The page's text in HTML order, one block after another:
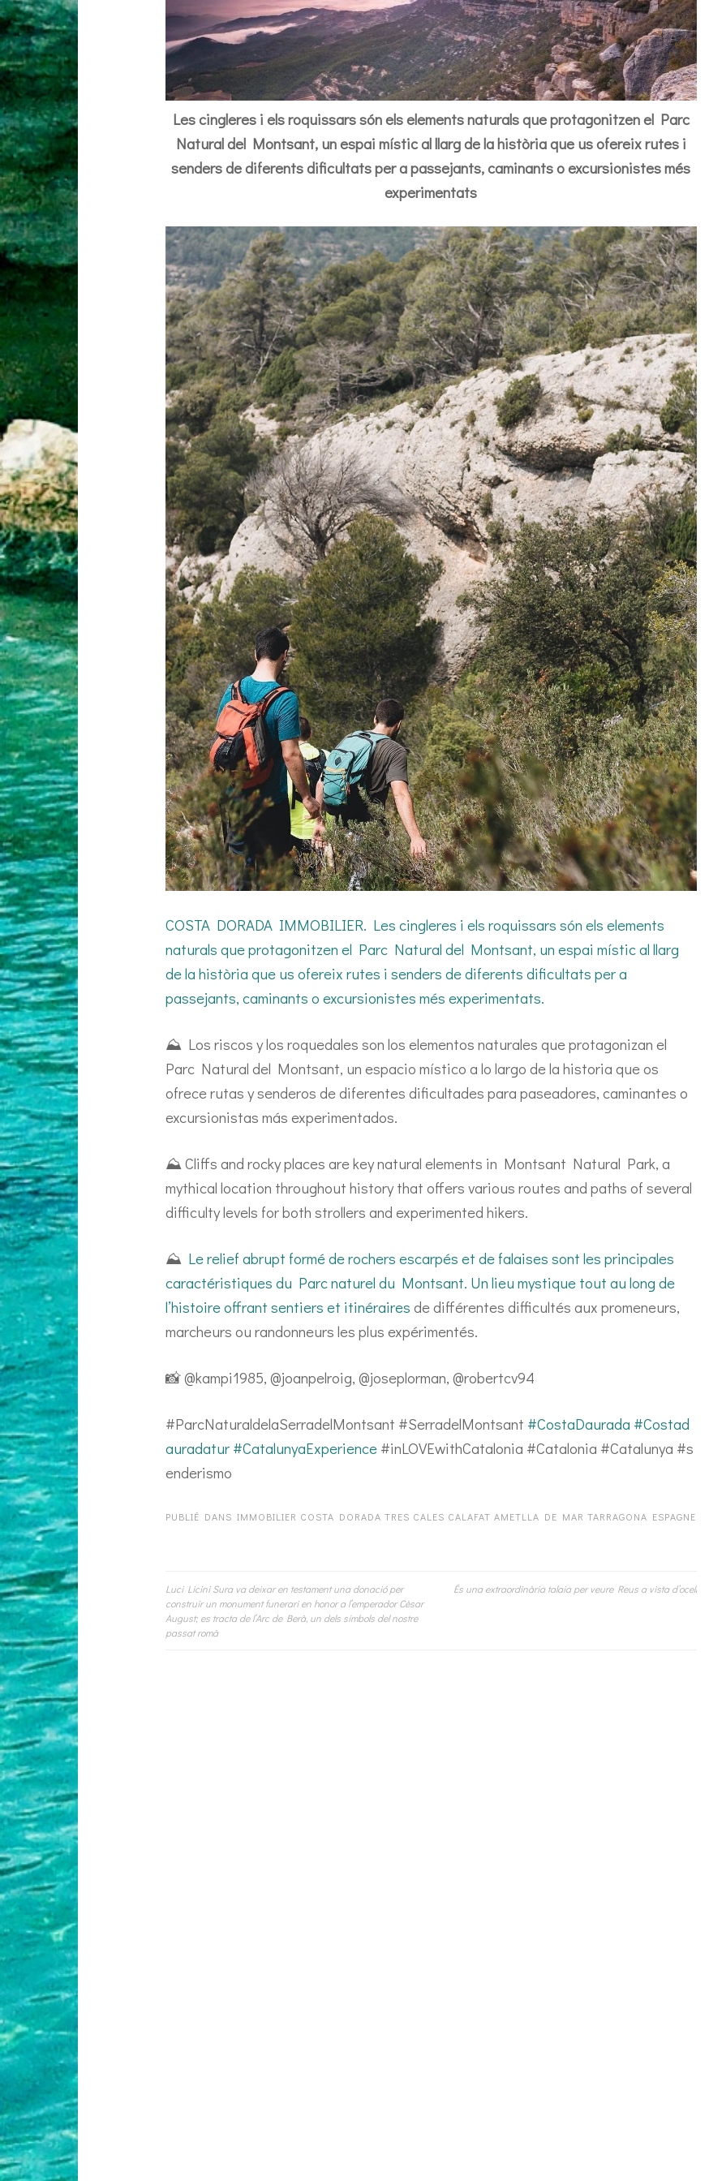
Les cingleres i els roquissars són els elements naturals que protagonitzen el Parc
Natural del Montsant, un espai místic al llarg de la història que us ofereix rutes i
senders de diferents dificultats per a passejants, caminants o excursionistes més
experimentats
COSTA DORADA IMMOBILIER. Les cingleres i els roquissars són els elements
naturals que protagonitzen el Parc Natural del Montsant, un espai místic al llarg
de la història que us ofereix rutes i senders de diferents dificultats per a
passejants, caminants o excursionistes més experimentats.
⛰️ Los riscos y los roquedales son los elementos naturales que protagonizan el
Parc Natural del Montsant, un espacio místico a lo largo de la historia que os
ofrece rutas y senderos de diferentes dificultades para paseadores, caminantes o
excursionistas más experimentados.
⛰️ Cliffs and rocky places are key natural elements in Montsant Natural Park, a
mythical location throughout history that offers various routes and paths of several
difficulty levels for both strollers and experimented hikers.
⛰️ Le relief abrupt formé de rochers escarpés et de falaises sont les principales
caractéristiques du Parc naturel du Montsant. Un lieu mystique tout au long de
l’histoire offrant sentiers et itinéraires de différentes difficultés aux promeneurs,
marcheurs ou randonneurs les plus expérimentés.
📸 @kampi1985, @joanpelroig, @joseplorman, @robertcv94
#ParcNaturaldelaSerradelMontsant #SerradelMontsant #CostaDaurada #Costad
auradatur #CatalunyaExperience#inLOVEwithCatalonia #Catalonia #Catalunya #s
enderismo
PUBLIÉ DANS IMMOBILIER COSTA DORADA TRES CALES CALAFAT AMETLLA DE MAR TARRAGONA ESPAGNE
Navigation
de
Luci Licini Sura va deixar en testament una donació per
construir un monument funerari en honor a l’emperador Cèsar
August; es tracta de l’Arc de Berà, un dels símbols del nostre
passat romà
És una extraordinària talaia per veure Reus a vista d’ocell